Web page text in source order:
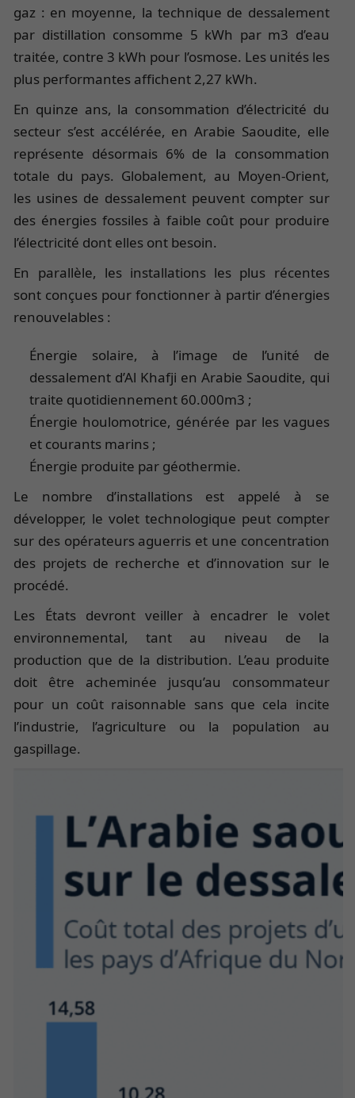
gaz : en moyenne, la technique de dessalement
par distillation consomme 5 kWh par m3 d’eau
traitée, contre 3 kWh pour l’osmose. Les unités les
plus performantes affichent 2,27 kWh.
En quinze ans, la consommation d’électricité du
secteur s’est accélérée, en Arabie Saoudite, elle
représente désormais 6% de la consommation
totale du pays. Globalement, au Moyen-Orient,
les usines de dessalement peuvent compter sur
des énergies fossiles à faible coût pour produire
l’électricité dont elles ont besoin.
En parallèle, les installations les plus récentes
sont conçues pour fonctionner à partir d’énergies
renouvelables :
Énergie solaire, à l’image de l’unité de
dessalement d’Al Khafji en Arabie Saoudite, qui
traite quotidiennement 60.000m3 ;
Énergie houlomotrice, générée par les vagues
et courants marins ;
Énergie produite par géothermie.
Le nombre d’installations est appelé à se
développer, le volet technologique peut compter
sur des opérateurs aguerris et une concentration
des projets de recherche et d’innovation sur le
procédé.
Les États devront veiller à encadrer le volet
environnemental, tant au niveau de la
production que de la distribution. L’eau produite
doit être acheminée jusqu’au consommateur
pour un coût raisonnable sans que cela incite
l’industrie, l’agriculture ou la population au
gaspillage.